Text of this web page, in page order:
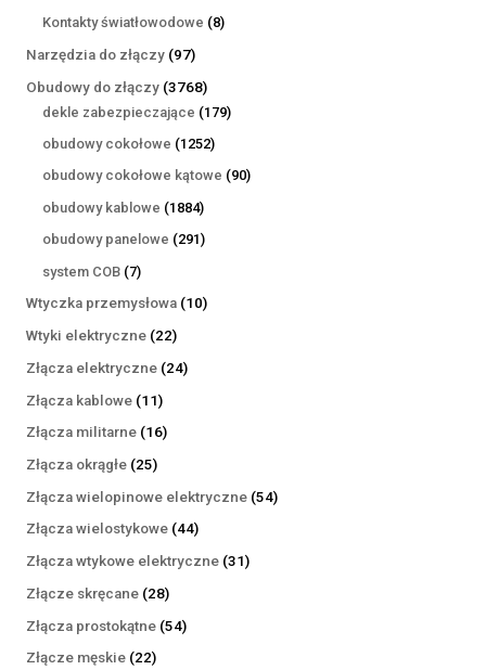
produktów
Kontakty światłowodowe 88
Narzędzia do złączy 9797
produktów
Obudowy do złączy 37683768
produktów
dekle zabezpieczające 179179
obudowy cokołowe 12521252
produkty
obudowy cokołowe kątowe 9090
obudowy kablowe 18841884
produkty
obudowy panelowe 291291
system COB 77
produktów
Wtyczka przemysłowa 1010
Wtyki elektryczne 2222
produkty
Złącza elektryczne 2424
Złącza kablowe 1111
produktów
Złącza militarne 1616
Złącza okrągłe 2525
produktów
Złącza wielopinowe elektryczne 5454
Złącza wielostykowe 4444
produkty
Złącza wtykowe elektryczne 3131
Złącze skręcane 2828
produktów
Złącza prostokątne 5454
Złącze męskie 2222